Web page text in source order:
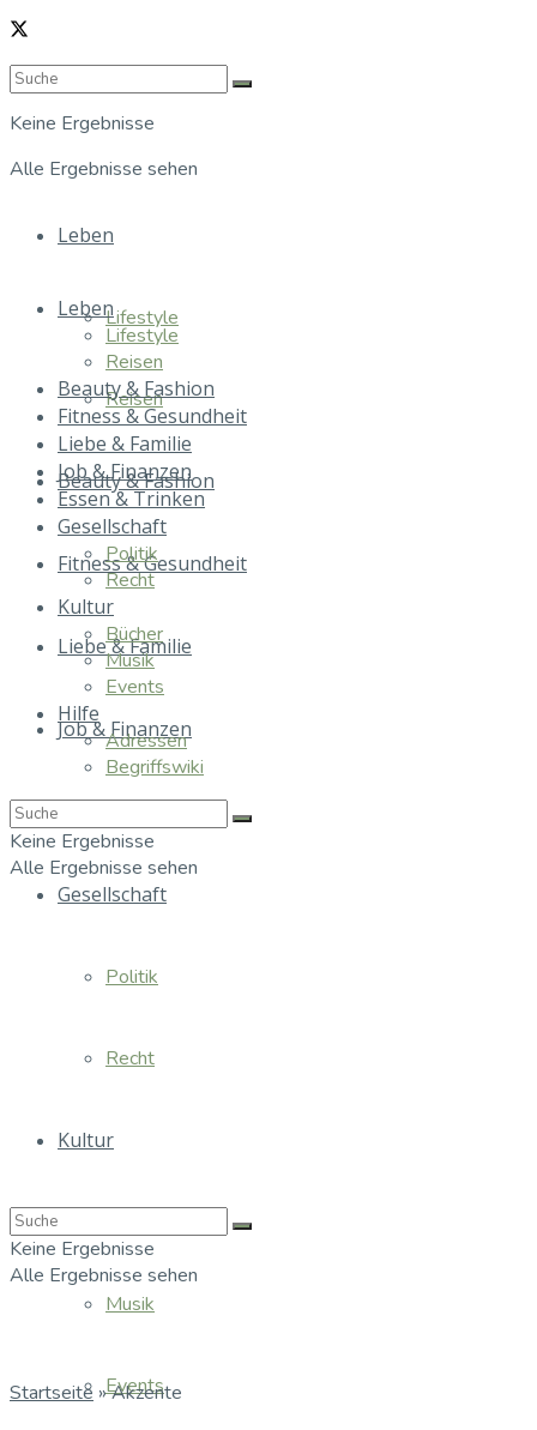
Keine Ergebnisse
Alle Ergebnisse sehen
Leben
Lifestyle
Reisen
Beauty & Fashion
Fitness & Gesundheit
Liebe & Familie
Job & Finanzen
Gesellschaft
Politik
Recht
Kultur
Musik
Events
Leben
Lifestyle
Reisen
Beauty & Fashion
Fitness & Gesundheit
Liebe & Familie
Job & Finanzen
Essen & Trinken
Gesellschaft
Politik
Recht
Kultur
Bücher
Musik
Events
Hilfe
Adressen
Begriffswiki
Keine Ergebnisse
Alle Ergebnisse sehen
Keine Ergebnisse
Alle Ergebnisse sehen
Startseite »Akzente